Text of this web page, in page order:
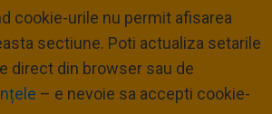
cookie-urile nu permit afisarea
sectiune. Poti actualiza setarile
direct din browser sau de
– e nevoie sa accepti cookie-